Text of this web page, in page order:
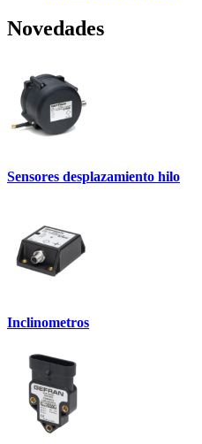
Novedades
Sensores desplazamiento hilo
Inclinometros